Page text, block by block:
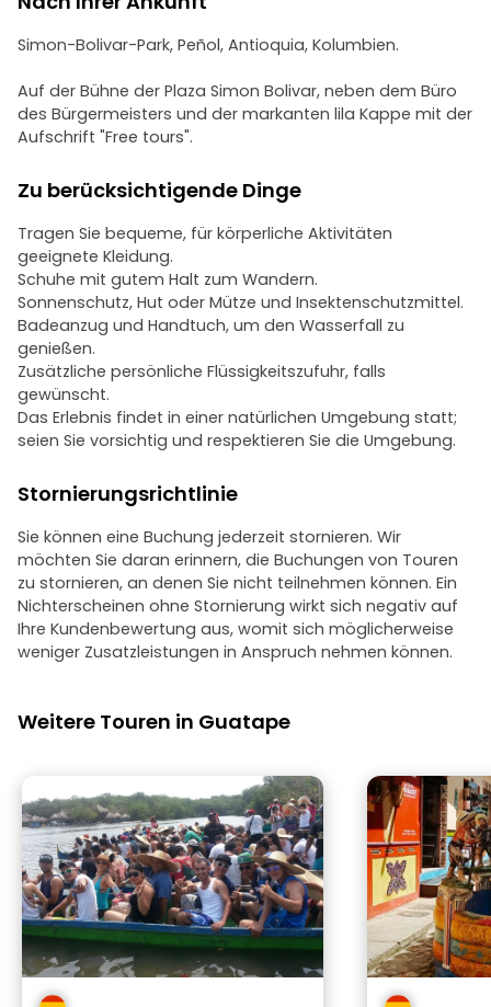
Kolumbiens zu erleben
Simon-Bolivar-Park, Peñol, Antioquia, Kolumbien.
Auf der Bühne der Plaza Simon Bolivar, neben dem Büro
des Bürgermeisters und der markanten lila Kappe mit der
Aufschrift "Free tours".
Zu berücksichtigende Dinge
Tragen Sie bequeme, für körperliche Aktivitäten
geeignete Kleidung.
Schuhe mit gutem Halt zum Wandern.
Sonnenschutz, Hut oder Mütze und Insektenschutzmittel.
Badeanzug und Handtuch, um den Wasserfall zu
genießen.
Zusätzliche persönliche Flüssigkeitszufuhr, falls
gewünscht.
Das Erlebnis findet in einer natürlichen Umgebung statt;
seien Sie vorsichtig und respektieren Sie die Umgebung.
Stornierungsrichtlinie
Sie können eine Buchung jederzeit stornieren. Wir
möchten Sie daran erinnern, die Buchungen von Touren
zu stornieren, an denen Sie nicht teilnehmen können. Ein
Nichterscheinen ohne Stornierung wirkt sich negativ auf
Ihre Kundenbewertung aus, womit sich möglicherweise
weniger Zusatzleistungen in Anspruch nehmen können.
Weitere Touren in Guatape